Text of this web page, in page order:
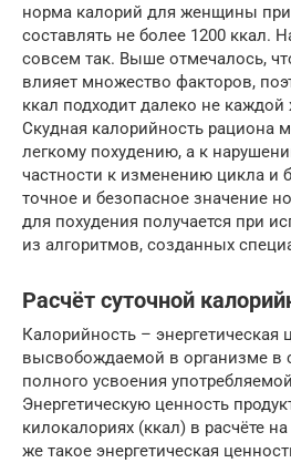
норма калорий для женщины
составлять не более 1200 ккал.
совсем так. Выше отмечалось,
влияет множество факторов,
ккал подходит далеко не
Скудная калорийность рациона
легкому похудению, а к
частности к изменению цикла и
точное и безопасное значение
для похудения получается при
из алгоритмов, созданных
Расчёт суточной
Калорийность – энергетическая
высвобождаемой в организме в
полного усвоения
Энергетическую ценность
килокалориях (ккал) в расчёте
же такое энергетическая